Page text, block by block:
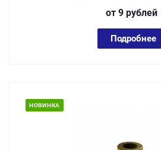
от 9 рублей
Подробнее
НОВИНКА